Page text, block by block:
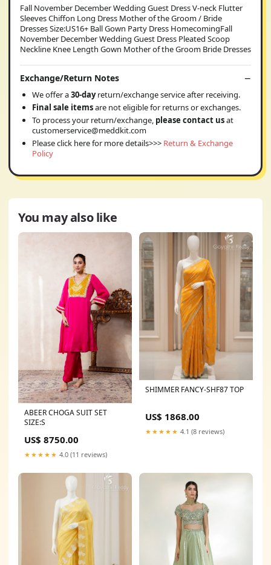
Fall November December Wedding Guest Dress V-neck Flutter
Sleeves Chiffon Long Dress Mother of the Groom / Bride
Dresses Size:US16+ Ball Gown Party Dress HomecomingFall
November December Wedding Guest Dress Pleated Scoop
Neckline Knee Length Gown Mother of the Groom Bride Dresses
Exchange/Return Notes
We offer a30-dayreturn/exchange service after receiving.
Final sale itemsare not eligible for returns or exchanges.
To process your return/exchange, please contact usat
customerservice@meddkit.com
Please click here for more details>>> Return & Exchange
Policy
You may also like
ABEER CHOGA SUIT SET
SIZE:S
US$ 8750.00
★★★★★ 4.0 (11 reviews)
SHIMMER FANCY-SHF87 TOP
US$ 1868.00
★★★★★ 4.1 (8 reviews)